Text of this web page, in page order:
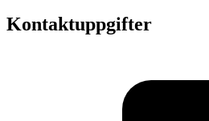
Kontaktuppgifter